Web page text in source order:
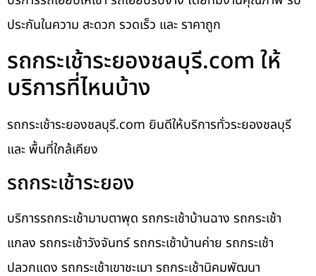
ประกันในความ สะดวก รวดเร็ว และ ราคาถูก
รถกระเช้าระยองชลบุรี.com ให้
บริการที่ไหนบ้าง
รถกระเช้าระยองชลบุรี.com ยินดีให้บริการทั่วระยองชลบุรี
และ พื้นที่ใกล้เคียง
รถกระเช้าระยอง
บริการรถกระเช้ามาบตาพุด รถกระเช้าบ้านฉาง รถกระเช้า
แกลง รถกระเช้าวังจันทร์ รถกระเช้าบ้านค่าย รถกระเช้า
ปลวกแดง รถกระเช้าเขาชะเมา รถกระเช้านิคมพัฒนา